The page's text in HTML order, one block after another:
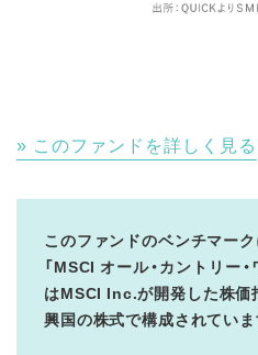
このファンドを詳しく見る
このファンドのベンチマー
「MSCI オール・カントリー
はMSCI Inc.が開発した株価
興国の株式で構成されていま